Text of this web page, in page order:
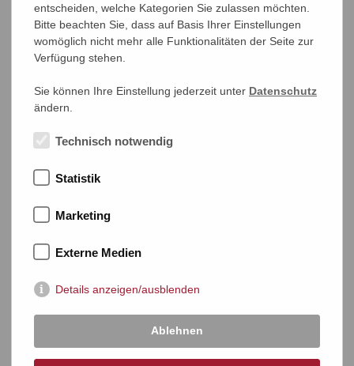
Zentrale in Bonn
Telefon:
0228/263 130
Telefonzeiten:
E-Mail
entscheiden, welche Kategorien Sie zulassen möchten.
Bitte beachten Sie, dass auf Basis Ihrer Einstellungen
womöglich nicht mehr alle Funktionalitäten der Seite zur
Verfügung stehen.
Sie können Ihre Einstellung jederzeit unter Datenschutz
ändern.
Technisch notwendig
Statistik
Marketing
Externe Medien
Details anzeigen/ausblenden
Ablehnen